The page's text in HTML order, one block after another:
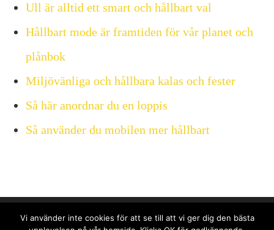
Ull är alltid ett smart och hållbart val
Hållbart mode är framtiden för vår planet och
plånbok
Miljövänliga och hållbara kalas och fester
Så här anordnar du en loppis
Så använder du mobilen mer hållbart
Vi använder inte cookies för att se till att vi ger dig den bästa